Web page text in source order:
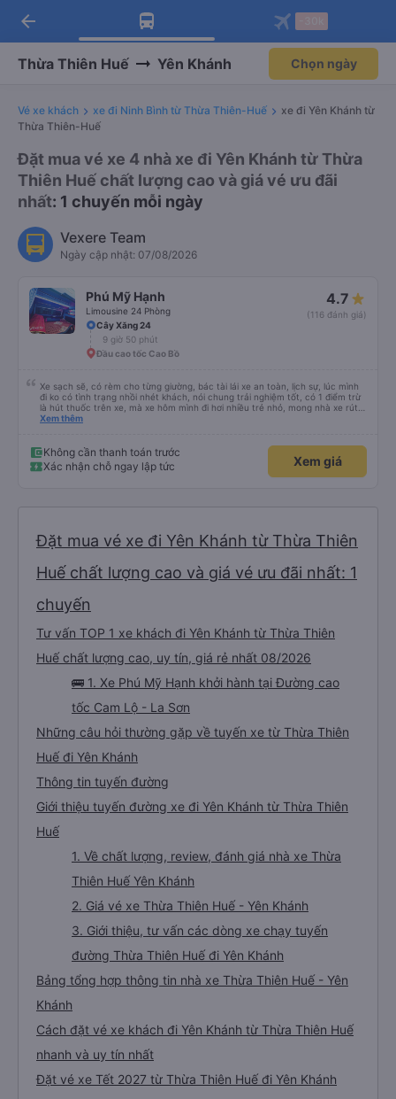
Tải app Vexere ngay!
Nhận ưu đãi thành viên độc
Mở app
Tải app Vexere
-30k/ghế khi đặt vé máy bay qua
Mở app
arrow_back
Thừa Thiên Huế Yên Khánh Chọn ngày
Vé xe khách xe đi Ninh Bình từ Thừa Thiên-Huế
xe đi Yên Khánh từ
Thừa Thiên-Huế
Đặt mua vé xe 4 nhà xe đi Yên Khánh từ Thừa
Thiên Huế chất lượng cao và giá vé ưu đãi
nhất: 1 chuyến mỗi ngày
Vexere Team
Ngày cập nhật: 07/08/2026
Phú Mỹ Hạnh
Limousine 24 Phòng
4.7
(116 đánh giá)
Cây Xăng 24
9 giờ 50 phút
Đầu cao tốc Cao Bồ
Xe sạch sẽ, có rèm cho từng giường, bác tài lái xe an toàn, lịch sự, lúc mình
đi ko có tình trạng nhồi nhét khách, nói chung trải nghiệm tốt, có 1 điểm trừ
là hút thuốc trên xe, mà xe hôm mình đi hơi nhiều trẻ nhỏ, mong nhà xe rút
kinh nghiệm khi đọc đc bình luận này
Xem thêm
Không cần thanh toán trước
Xác nhận chỗ ngay lập tức
Xem giá
Đặt mua vé xe đi Yên Khánh từ Thừa Thiên
Huế chất lượng cao và giá vé ưu đãi nhất: 1
chuyến
Tư vấn TOP 1 xe khách đi Yên Khánh từ Thừa Thiên
Huế chất lượng cao, uy tín, giá rẻ nhất 08/2026
🚌 1. Xe Phú Mỹ Hạnh khởi hành tại Đường cao
tốc Cam Lộ - La Sơn
Những câu hỏi thường gặp về tuyến xe từ Thừa Thiên
Huế đi Yên Khánh
Thông tin tuyến đường
Giới thiệu tuyến đường xe đi Yên Khánh từ Thừa Thiên
Huế
1. Về chất lượng, review, đánh giá nhà xe Thừa
Thiên Huế Yên Khánh
2. Giá vé xe Thừa Thiên Huế - Yên Khánh
3. Giới thiệu, tư vấn các dòng xe chạy tuyến
đường Thừa Thiên Huế đi Yên Khánh
Bảng tổng hợp thông tin nhà xe Thừa Thiên Huế - Yên
Khánh
Cách đặt vé xe khách đi Yên Khánh từ Thừa Thiên Huế
nhanh và uy tín nhất
Đặt vé xe Tết 2027 từ Thừa Thiên Huế đi Yên Khánh